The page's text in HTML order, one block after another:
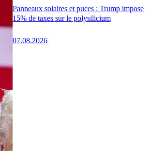
Panneaux solaires et puces : Trump impose
15% de taxes sur le polysilicium
07.08.2026